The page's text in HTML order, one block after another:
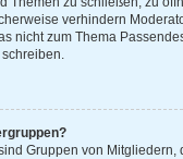
verhindern
nicht zum Thema
schreiben.
Gruppen von Mitgliedern,